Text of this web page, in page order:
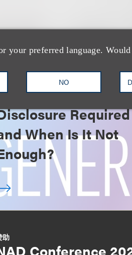
your preferred language.
NO
Generated
When
Required
When Is It Not
助
Conference